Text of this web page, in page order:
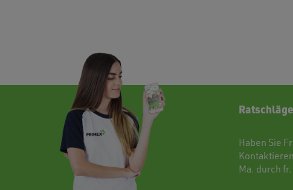
Haben Sie
Kontaktieren
Ma. durch